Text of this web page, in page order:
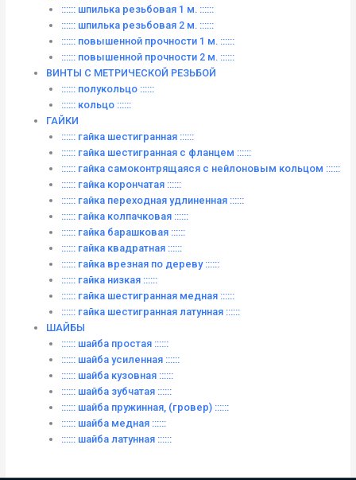
:::::: шпилька резьбовая 1 м. ::::::
:::::: шпилька резьбовая 2 м. ::::::
:::::: повышенной прочности 1 м. ::::::
:::::: повышенной прочности 2 м. ::::::
ВИНТЫ C МЕТРИЧЕСКОЙ РЕЗЬБОЙ
:::::: полукольцо ::::::
:::::: кольцо ::::::
ГАЙКИ
:::::: гайка шестигранная ::::::
:::::: гайка шестигранная с фланцем ::::::
:::::: гайка самоконтрящаяся с нейлоновым кольцом ::::::
:::::: гайка корончатая ::::::
:::::: гайка переходная удлиненная ::::::
:::::: гайка колпачковая ::::::
:::::: гайка барашковая ::::::
:::::: гайка квадратная ::::::
:::::: гайка врезная по дереву ::::::
:::::: гайка низкая ::::::
:::::: гайка шестигранная медная ::::::
:::::: гайка шестигранная латунная ::::::
ШАЙБЫ
:::::: шайба простая ::::::
:::::: шайба усиленная ::::::
:::::: шайба кузовная ::::::
:::::: шайба зубчатая ::::::
:::::: шайба пружинная, (гровер) ::::::
:::::: шайба медная ::::::
:::::: шайба латунная ::::::